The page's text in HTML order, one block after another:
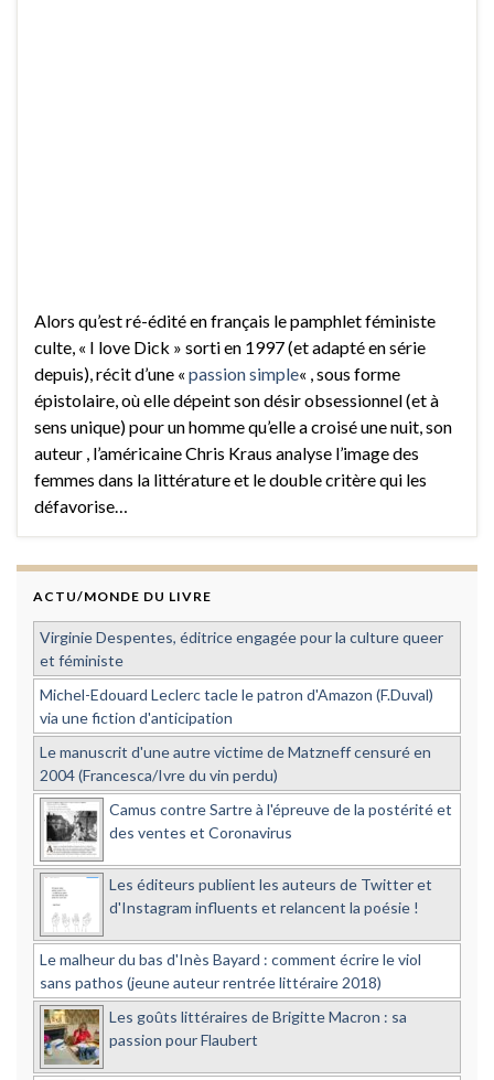
Alors qu’est ré-édité en français le pamphlet féministe
culte, « I love Dick » sorti en 1997 (et adapté en série
depuis), récit d’une « passion simple« , sous forme
épistolaire, où elle dépeint son désir obsessionnel (et à
sens unique) pour un homme qu’elle a croisé une nuit, son
auteur , l’américaine Chris Kraus analyse l’image des
femmes dans la littérature et le double critère qui les
défavorise…
ACTU/MONDE DU LIVRE
Virginie Despentes, éditrice engagée pour la culture queer
et féministe
Michel-Edouard Leclerc tacle le patron d'Amazon (F.Duval)
via une fiction d'anticipation
Le manuscrit d'une autre victime de Matzneff censuré en
2004 (Francesca/Ivre du vin perdu)
Camus contre Sartre à l'épreuve de la postérité et
des ventes et Coronavirus
Les éditeurs publient les auteurs de Twitter et
d'Instagram influents et relancent la poésie !
Le malheur du bas d'Inès Bayard : comment écrire le viol
sans pathos (jeune auteur rentrée littéraire 2018)
Les goûts littéraires de Brigitte Macron : sa
passion pour Flaubert